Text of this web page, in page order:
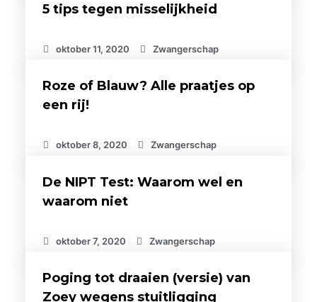
5 tips tegen misselijkheid
oktober 11, 2020 Zwangerschap
Roze of Blauw? Alle praatjes op
een rij!
oktober 8, 2020 Zwangerschap
De NIPT Test: Waarom wel en
waarom niet
oktober 7, 2020 Zwangerschap
Poging tot draaien (versie) van
Zoey wegens stuitligging